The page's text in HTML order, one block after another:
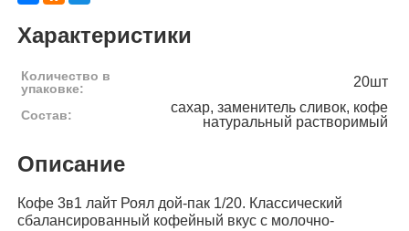
Характеристики
Количество в
упаковке:
20шт
Состав:
сахар, заменитель сливок, кофе
натуральный растворимый
Описание
Кофе 3в1 лайт Роял дой-пак 1/20. Классический
сбалансированный кофейный вкус с молочно-